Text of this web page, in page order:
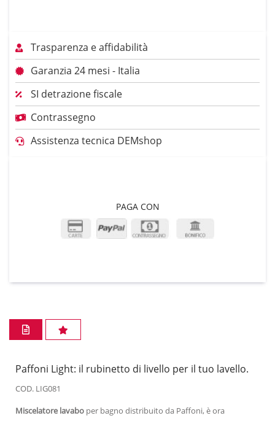
Trasparenza e affidabilità
Garanzia 24 mesi - Italia
SI detrazione fiscale
Contrassegno
Assistenza tecnica DEMshop
PAGA CON
Paffoni Light: il rubinetto di livello per il tuo lavello.
COD. LIG081
Miscelatore lavabo per bagno distribuito da Paffoni, è ora